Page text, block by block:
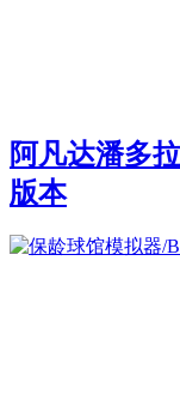
阿凡达潘多
版本